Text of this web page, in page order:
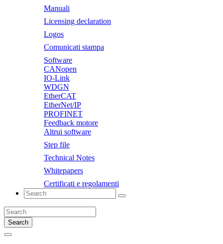
Manuali
Licensing declaration
Logos
Comunicati stampa
Software
CANopen
IO-Link
WDGN
EtherCAT
EtherNet/IP
PROFINET
Feedback motore
Altrui software
Step file
Technical Notes
Whitepapers
Certificati e regolamenti
Search